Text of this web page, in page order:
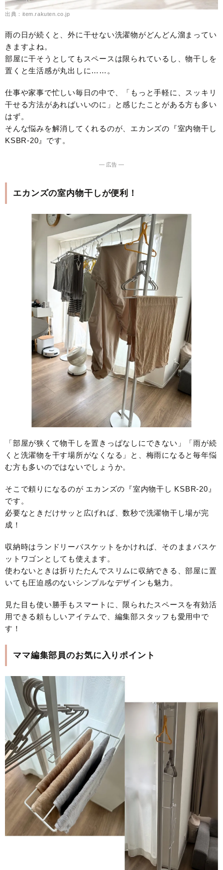
出典：item.rakuten.co.jp
雨の日が続くと、外に干せない洗濯物がどんどん溜まってい
きますよね。
部屋に干そうとしてもスペースは限られているし、物干しを
置くと生活感が丸出しに……。
仕事や家事で忙しい毎日の中で、「もっと手軽に、スッキリ
干せる方法があればいいのに」と感じたことがある方も多い
はず。
そんな悩みを解消してくれるのが、エカンズの『室内物干し
KSBR-20』です。
― 広告 ―
エカンズの室内物干しが便利！
「部屋が狭くて物干しを置きっぱなしにできない」「雨が続
くと洗濯物を干す場所がなくなる」と、梅雨になると毎年悩
む方も多いのではないでしょうか。
そこで頼りになるのが エカンズの『室内物干し KSBR-20』
です。
必要なときだけサッと広げれば、数秒で洗濯物干し場が完
成！
収納時はランドリーバスケットをかければ、そのままバスケ
ットワゴンとしても使えます。
使わないときは折りたたんでスリムに収納できる、部屋に置
いても圧迫感のないシンプルなデザインも魅力。
見た目も使い勝手もスマートに、限られたスペースを有効活
用できる頼もしいアイテムで、編集部スタッフも愛用中で
す！
ママ編集部員のお気に入りポイント